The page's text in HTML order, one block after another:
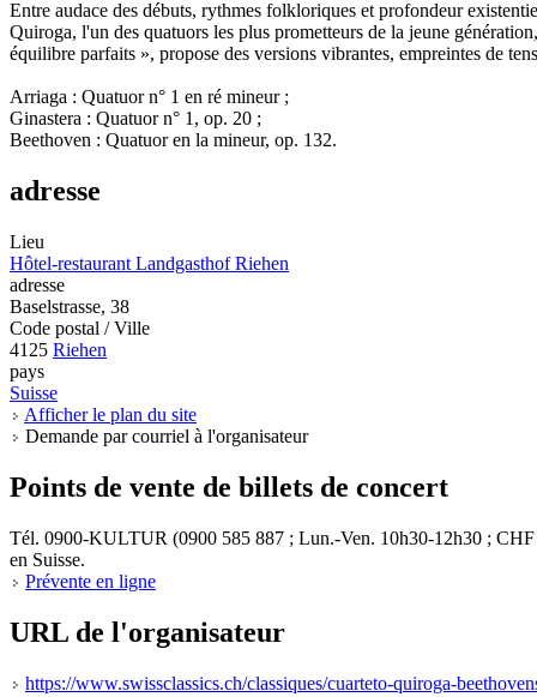
Entre audace des débuts, rythmes folkloriques et profondeur
Quiroga, l'un des quatuors les plus prometteurs de la jeune
équilibre parfaits », propose des versions vibrantes, empreintes de
Arriaga : Quatuor n° 1 en ré mineur ;
Ginastera : Quatuor n° 1, op. 20 ;
Beethoven : Quatuor en la mineur, op. 132.
adresse
Lieu
Hôtel-restaurant Landgasthof Riehen
adresse
Baselstrasse, 38
Code postal / Ville
4125 Riehen
pays
Suisse
Afficher le plan du site
Demande par courriel à l'organisateur
Points de vente de billets de concert
Tél. 0900-KULTUR (0900 585 887 ; Lun.-Ven. 10h30-12h30 ; CHF
en Suisse.
Prévente en ligne
URL de l'organisateur
https://www.swissclassics.ch/classiques/cuarteto-quiroga-